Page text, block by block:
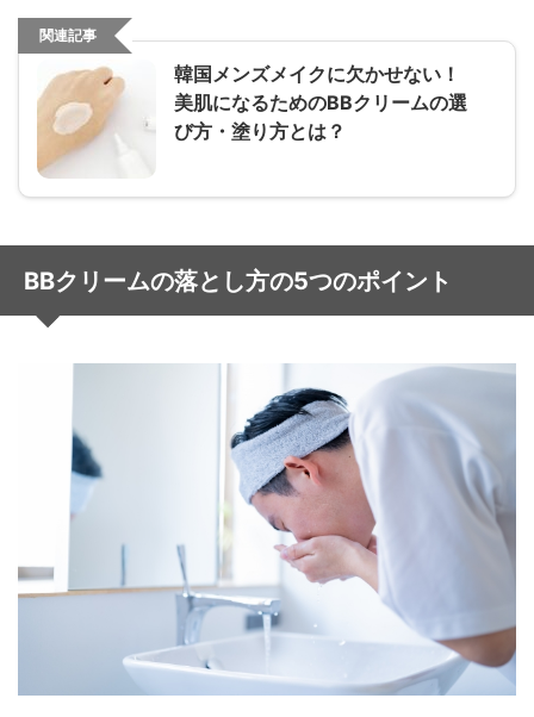
関連記事
韓国メンズメイクに欠かせない！
美肌になるためのBBクリームの選
び方・塗り方とは？
BBクリームの落とし方の5つのポイント